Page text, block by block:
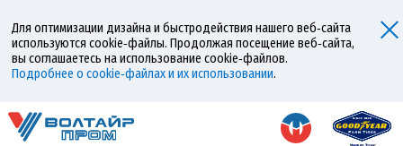
Для оптимизации дизайна и быстродействия нашего веб‑сайта
используются cookie‑файлы. Продолжая посещение веб‑сайта,
вы соглашаетесь на использование cookie‑файлов.
Подробнее о cookie‑файлах и их использовании.